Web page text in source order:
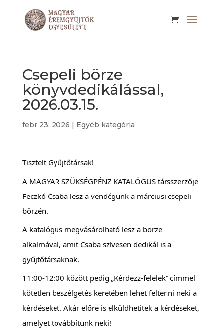
Csepeli börze
könyvdedikálással,
2026.03.15.
febr 23, 2026 | Egyéb kategória
Tisztelt Gyűjtőtársak!
A MAGYAR SZÜKSÉGPÉNZ KATALÓGUS társszerzője
Feczkó Csaba lesz a vendégünk a márciusi csepeli
börzén.
A katalógus megvásárolható lesz a börze
alkalmával, amit Csaba szívesen dedikál is a
gyűjtőtársaknak.
11:00-12:00 között pedig „Kérdezz-felelek” címmel
kötetlen beszélgetés keretében lehet feltenni neki a
kérdéseket. Akár előre is elküldhetitek a kérdéseket,
amelyet továbbítunk neki!